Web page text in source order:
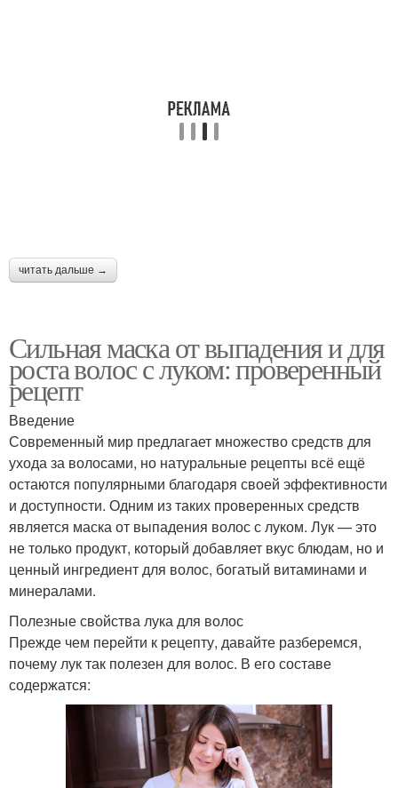
Маски против
Маска для роста
Маска из луковой
шелухи
Маска с лимоном
Маска от вшей
Маска при выпадении Маска из лукового сока
читать дальше →
Сильная маска от выпадения и для
роста волос с луком: проверенный
рецепт
Введение
Современный мир предлагает множество средств для
ухода за волосами, но натуральные рецепты всё ещё
остаются популярными благодаря своей эффективности
и доступности. Одним из таких проверенных средств
является маска от выпадения волос с луком. Лук — это
не только продукт, который добавляет вкус блюдам, но и
ценный ингредиент для волос, богатый витаминами и
минералами.
Полезные свойства лука для волос
Прежде чем перейти к рецепту, давайте разберемся,
почему лук так полезен для волос. В его составе
содержатся: